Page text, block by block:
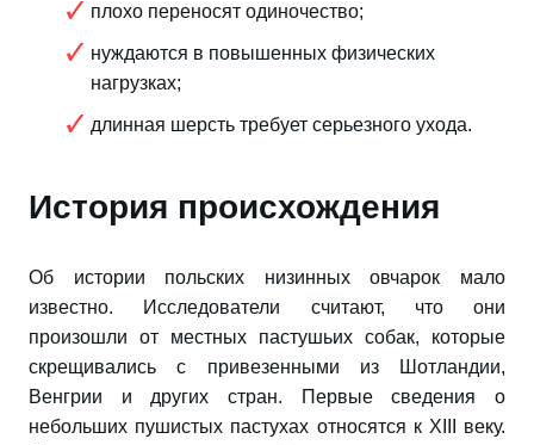
плохо переносят одиночество;
нуждаются в повышенных физических
нагрузках;
длинная шерсть требует серьезного ухода.
История происхождения
Об истории польских низинных овчарок мало
известно. Исследователи считают, что они
произошли от местных пастушьих собак, которые
скрещивались с привезенными из Шотландии,
Венгрии и других стран. Первые сведения о
небольших пушистых пастухах относятся к XIII веку.